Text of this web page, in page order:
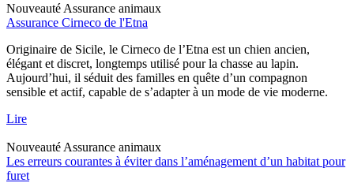
Nouveauté Assurance animaux
Assurance Cirneco de l'Etna
Originaire de Sicile, le Cirneco de l’Etna est un chien ancien,
élégant et discret, longtemps utilisé pour la chasse au lapin.
Aujourd’hui, il séduit des familles en quête d’un compagnon
sensible et actif, capable de s’adapter à un mode de vie moderne.
Lire
Nouveauté Assurance animaux
Les erreurs courantes à éviter dans l’aménagement d’un habitat pour
furet